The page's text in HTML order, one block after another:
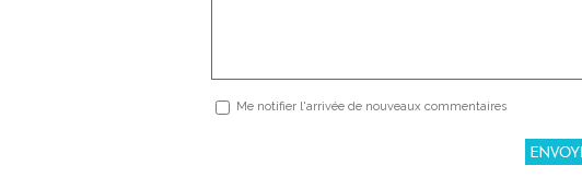
Me notifier l'arrivée de nouveaux commentaires